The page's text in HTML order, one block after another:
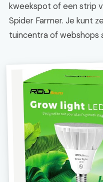
kweekspot of een strip
Spider Farmer. Je kunt
tuincentra of webshops